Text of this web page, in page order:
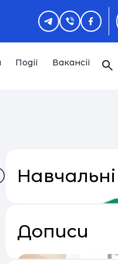
Події Вакансії
Дописи